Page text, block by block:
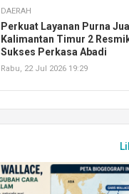
DAERAH
Perkuat Layanan Purna
Kalimantan Timur 2
Sukses Perkasa Abadi
Rabu, 22 Jul 2026 19:29
Peluang Kerja dan Magang
Jumat, 17 Jul 2026 22:30